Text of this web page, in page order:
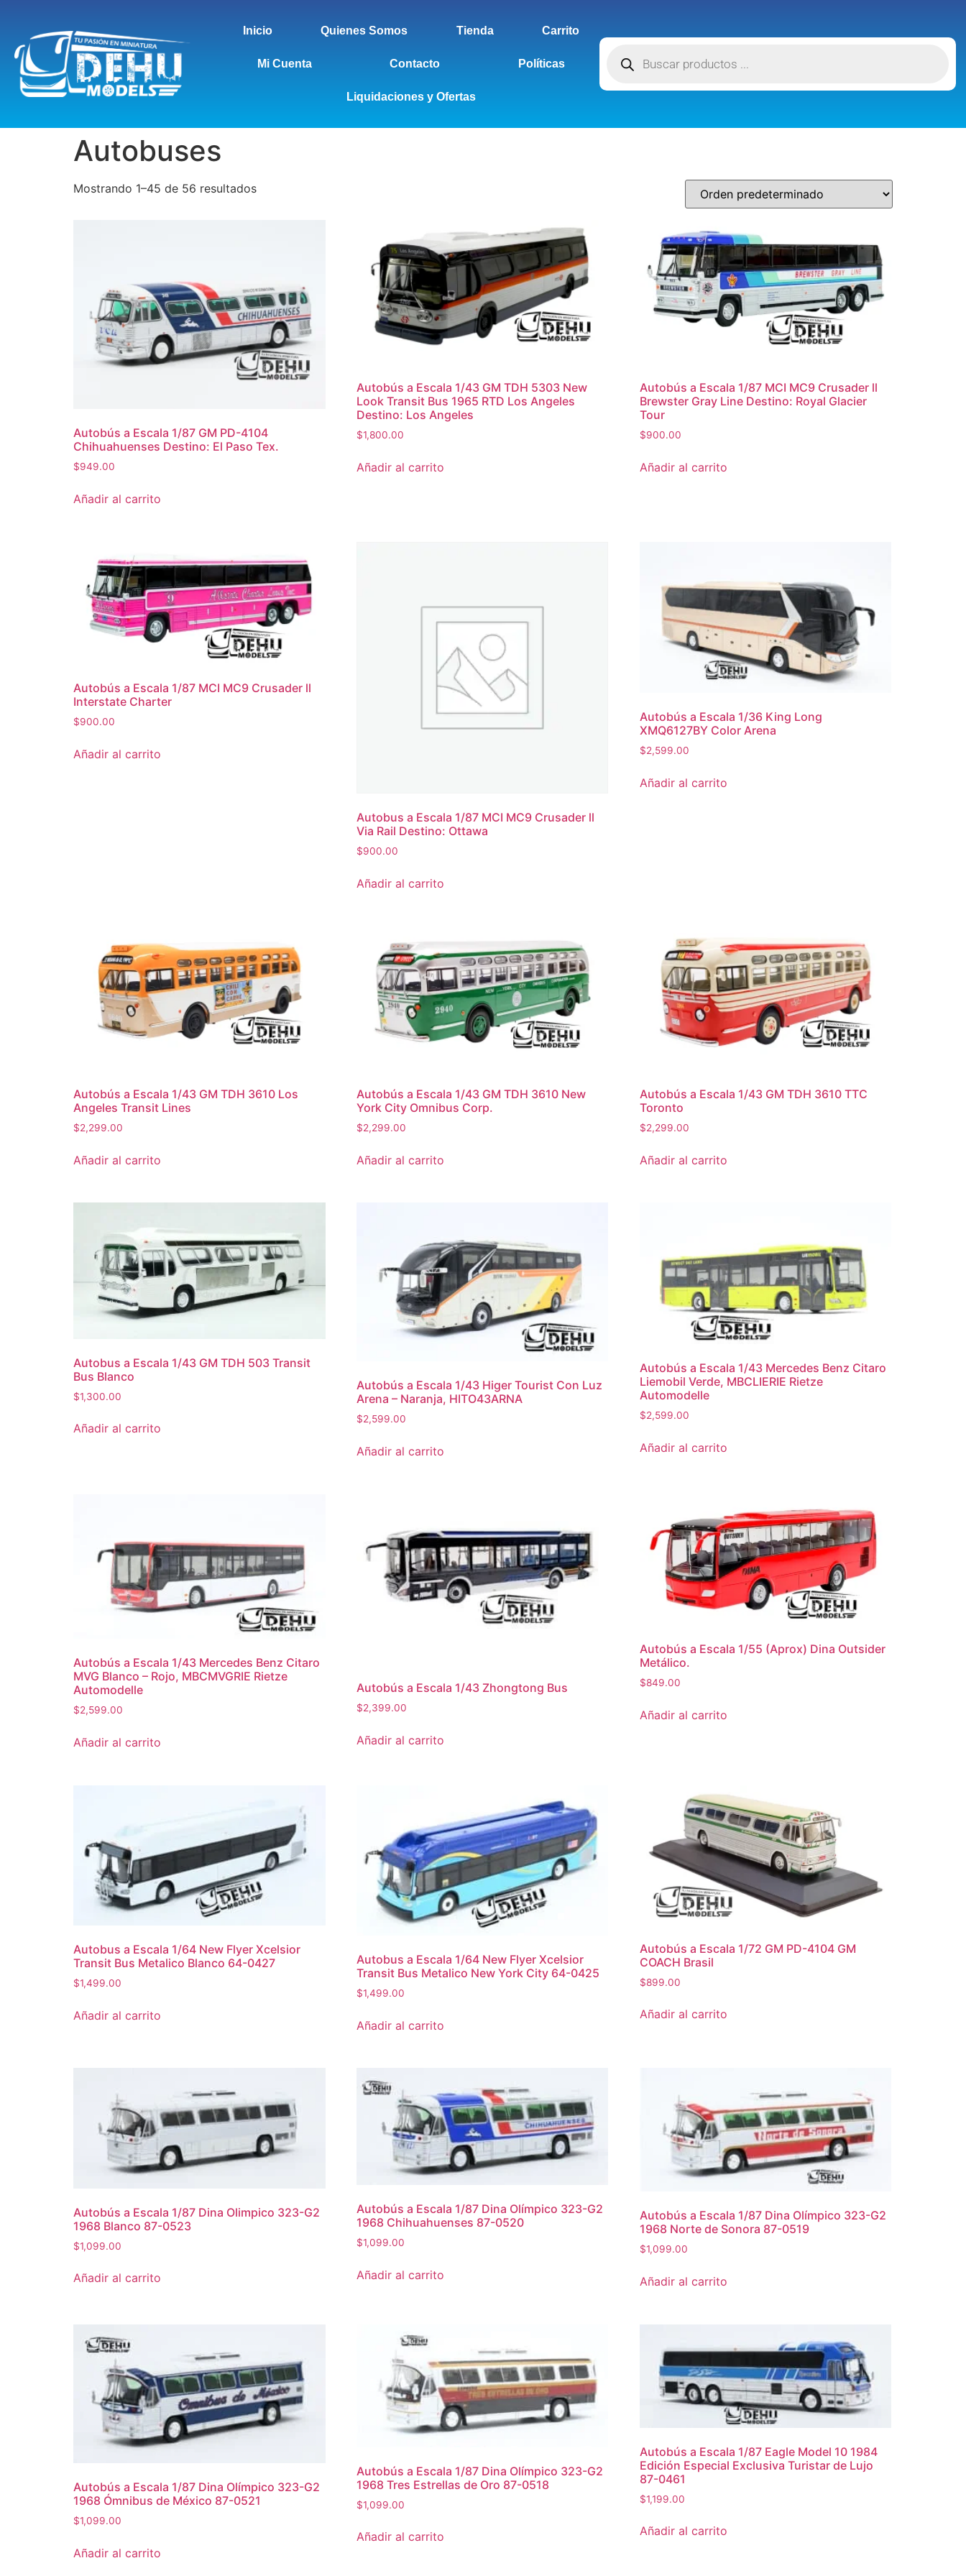
Inicio Quienes Somos Tienda Carrito
Mi Cuenta Contacto Políticas
Liquidaciones y Ofertas
Autobuses
Mostrando 1–45 de 56 resultados
Autobús a Escala 1/87 GM PD-4104
Chihuahuenses Destino: El Paso Tex.
$949.00
Añadir al carrito
Autobús a Escala 1/43 GM TDH 5303 New
Look Transit Bus 1965 RTD Los Angeles
Destino: Los Angeles
$1,800.00
Añadir al carrito
Autobús a Escala 1/87 MCI MC9 Crusader ll
Brewster Gray Line Destino: Royal Glacier
Tour
$900.00
Añadir al carrito
Autobús a Escala 1/87 MCI MC9 Crusader ll
Interstate Charter
$900.00
Añadir al carrito
Autobus a Escala 1/87 MCI MC9 Crusader ll
Via Rail Destino: Ottawa
$900.00
Añadir al carrito
Autobús a Escala 1/36 King Long
XMQ6127BY Color Arena
$2,599.00
Añadir al carrito
Autobús a Escala 1/43 GM TDH 3610 Los
Angeles Transit Lines
$2,299.00
Añadir al carrito
Autobús a Escala 1/43 GM TDH 3610 New
York City Omnibus Corp.
$2,299.00
Añadir al carrito
Autobús a Escala 1/43 GM TDH 3610 TTC
Toronto
$2,299.00
Añadir al carrito
Autobus a Escala 1/43 GM TDH 503 Transit
Bus Blanco
$1,300.00
Añadir al carrito
Autobús a Escala 1/43 Higer Tourist Con Luz
Arena – Naranja, HITO43ARNA
$2,599.00
Añadir al carrito
Autobús a Escala 1/43 Mercedes Benz Citaro
Liemobil Verde, MBCLIERIE Rietze
Automodelle
$2,599.00
Añadir al carrito
Autobús a Escala 1/43 Mercedes Benz Citaro
MVG Blanco – Rojo, MBCMVGRIE Rietze
Automodelle
$2,599.00
Añadir al carrito
Autobús a Escala 1/43 Zhongtong Bus
$2,399.00
Añadir al carrito
Autobús a Escala 1/55 (Aprox) Dina Outsider
Metálico.
$849.00
Añadir al carrito
Autobus a Escala 1/64 New Flyer Xcelsior
Transit Bus Metalico Blanco 64-0427
$1,499.00
Añadir al carrito
Autobus a Escala 1/64 New Flyer Xcelsior
Transit Bus Metalico New York City 64-0425
$1,499.00
Añadir al carrito
Autobús a Escala 1/72 GM PD-4104 GM
COACH Brasil
$899.00
Añadir al carrito
Autobús a Escala 1/87 Dina Olimpico 323-G2
1968 Blanco 87-0523
$1,099.00
Añadir al carrito
Autobús a Escala 1/87 Dina Olímpico 323-G2
1968 Chihuahuenses 87-0520
$1,099.00
Añadir al carrito
Autobús a Escala 1/87 Dina Olímpico 323-G2
1968 Norte de Sonora 87-0519
$1,099.00
Añadir al carrito
Autobús a Escala 1/87 Dina Olímpico 323-G2
1968 Ómnibus de México 87-0521
$1,099.00
Añadir al carrito
Autobús a Escala 1/87 Dina Olímpico 323-G2
1968 Tres Estrellas de Oro 87-0518
$1,099.00
Añadir al carrito
Autobús a Escala 1/87 Eagle Model 10 1984
Edición Especial Exclusiva Turistar de Lujo
87-0461
$1,199.00
Añadir al carrito